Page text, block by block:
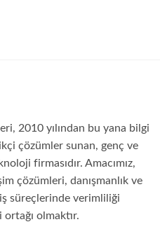
2010 yılından bu yana bilgi
çözümler sunan, genç ve
firmasıdır. Amacımız,
çözümleri, danışmanlık ve
süreçlerinde verimliliği
olmaktır.